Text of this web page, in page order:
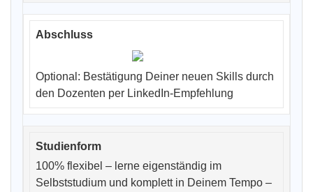
Optional: Bestätigung Deiner neuen Skills durch
den Dozenten per LinkedIn-Empfehlung
100% flexibel – lerne eigenständig im
Selbststudium und komplett in Deinem Tempo –